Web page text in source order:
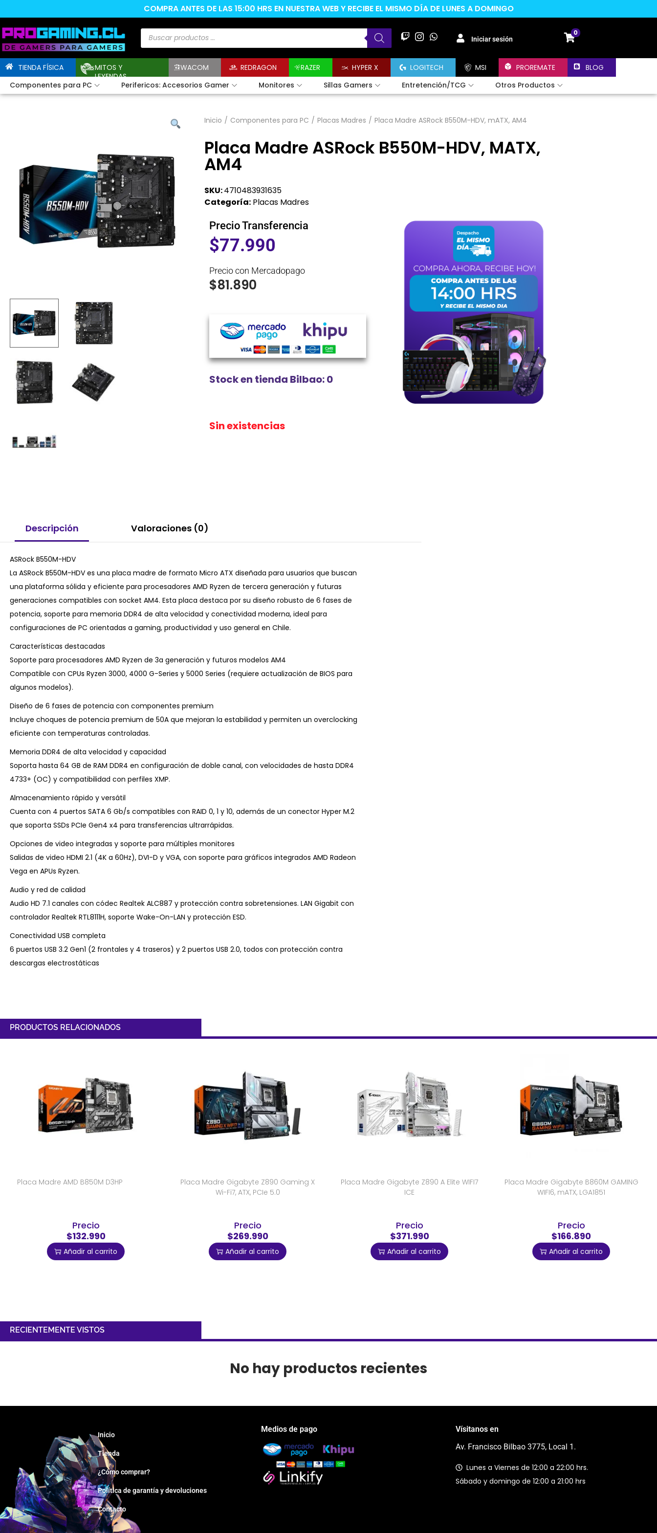
COMPRA ANTES DE LAS 15:00 HRS EN NUESTRA WEB Y RECIBE EL MISMO DÍA DE LUNES A DOMINGO
Iniciar sesión
0
TIENDA FÍSICA
MITOS Y
LEYENDAS
WACOM REDRAGON RAZER HYPER X LOGITECH MSI PROREMATE
BLOG
Componentes para PC
Perifericos: Accesorios Gamer Monitores Sillas Gamers Entretención/TCG Otros Productos
Inicio / Componentes para PC / Placas Madres / Placa Madre ASRock B550M-HDV, mATX, AM4
Placa Madre ASRock B550M-HDV, MATX,
AM4
SKU:4710483931635
Categoría: Placas Madres
Precio Transferencia
$77.990
Precio con Mercadopago
$81.890
Stock en tienda Bilbao: 0
Sin existencias
Descripción Valoraciones (0)
ASRock B550M-HDV
La ASRock B550M-HDV es una placa madre de formato Micro ATX diseñada para usuarios que buscan
una plataforma sólida y eficiente para procesadores AMD Ryzen de tercera generación y futuras
generaciones compatibles con socket AM4. Esta placa destaca por su diseño robusto de 6 fases de
potencia, soporte para memoria DDR4 de alta velocidad y conectividad moderna, ideal para
configuraciones de PC orientadas a gaming, productividad y uso general en Chile.
Características destacadas
Soporte para procesadores AMD Ryzen de 3a generación y futuros modelos AM4
Compatible con CPUs Ryzen 3000, 4000 G-Series y 5000 Series (requiere actualización de BIOS para
algunos modelos).
Diseño de 6 fases de potencia con componentes premium
Incluye choques de potencia premium de 50A que mejoran la estabilidad y permiten un overclocking
eficiente con temperaturas controladas.
Memoria DDR4 de alta velocidad y capacidad
Soporta hasta 64 GB de RAM DDR4 en configuración de doble canal, con velocidades de hasta DDR4
4733+ (OC) y compatibilidad con perfiles XMP.
Almacenamiento rápido y versátil
Cuenta con 4 puertos SATA 6 Gb/s compatibles con RAID 0, 1 y 10, además de un conector Hyper M.2
que soporta SSDs PCIe Gen4 x4 para transferencias ultrarrápidas.
Opciones de video integradas y soporte para múltiples monitores
Salidas de video HDMI 2.1 (4K a 60Hz), DVI-D y VGA, con soporte para gráficos integrados AMD Radeon
Vega en APUs Ryzen.
Audio y red de calidad
Audio HD 7.1 canales con códec Realtek ALC887 y protección contra sobretensiones. LAN Gigabit con
controlador Realtek RTL8111H, soporte Wake-On-LAN y protección ESD.
Conectividad USB completa
6 puertos USB 3.2 Gen1 (2 frontales y 4 traseros) y 2 puertos USB 2.0, todos con protección contra
descargas electrostáticas
PRODUCTOS RELACIONADOS
Placa Madre AMD B850M D3HP
Precio
$132.990
Añadir al carrito
Placa Madre Gigabyte Z890 Gaming X
Wi-Fi7, ATX, PCIe 5.0
Precio
$269.990
Añadir al carrito
Placa Madre Gigabyte Z890 A Elite WIFI7
ICE
Precio
$371.990
Añadir al carrito
Placa Madre Gigabyte B860M GAMING
WIFI6, mATX, LGA1851
Precio
$166.890
Añadir al carrito
RECIENTEMENTE VISTOS
No hay productos recientes
Inicio
Tienda
¿Cómo comprar?
Política de garantía y devoluciones
Contacto
Medios de pago
Vísitanos en
Av. Francisco Bilbao 3775, Local 1.
Lunes a Viernes de 12:00 a 22:00 hrs.
Sábado y domingo de 12:00 a 21:00 hrs